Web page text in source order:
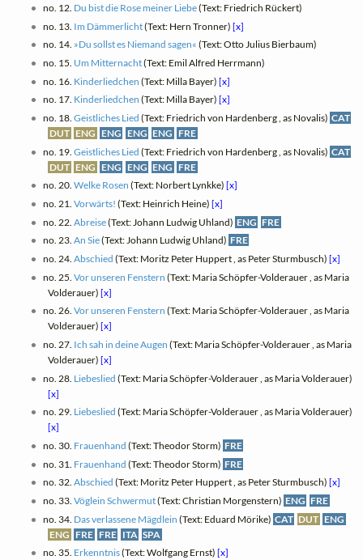
no. 12. Du bist die Rose meiner Liebe(Text: Friedrich Rückert)
no. 13. Im Dämmerlicht(Text: Hern Tronner) [x]
no. 14. »Du sollst es Niemand sagen« (Text: Otto Julius Bierbaum)
no. 15. Um Mitternacht(Text: Emil Alfred Herrmann)
no. 16. Kinderliedchen (Text: Milla Bayer) [x]
no. 17. Kinderliedchen (Text: Milla Bayer) [x]
no. 18. Geistliches Lied (Text: Friedrich von Hardenberg , as Novalis) CAT
DUT ENG ENG ENG ENG FRE
no. 19. Geistliches Lied (Text: Friedrich von Hardenberg , as Novalis) CAT
DUT ENG ENG ENG ENG FRE
no. 20. Welke Rosen (Text: Norbert Lynkke) [x]
no. 21. Vorwärts! (Text: Heinrich Heine) [x]
no. 22. Abreise(Text: Johann Ludwig Uhland) ENG FRE
no. 23. An Sie(Text: Johann Ludwig Uhland) FRE
no. 24. Abschied (Text: Moritz Peter Huppert , as Peter Sturmbusch) [x]
no. 25. Vor unseren Fenstern (Text: Maria Schöpfer-Volderauer , as Maria
Volderauer)[x]
no. 26. Vor unseren Fenstern (Text: Maria Schöpfer-Volderauer , as Maria
Volderauer)[x]
no. 27. Ich sah in deine Augen (Text: Maria Schöpfer-Volderauer , as Maria
Volderauer)[x]
no. 28. Liebeslied (Text: Maria Schöpfer-Volderauer , as Maria Volderauer)
[x]
no. 29. Liebeslied (Text: Maria Schöpfer-Volderauer , as Maria Volderauer)
[x]
no. 30. Frauenhand (Text: Theodor Storm) FRE
no. 31. Frauenhand (Text: Theodor Storm) FRE
no. 32. Abschied (Text: Moritz Peter Huppert , as Peter Sturmbusch) [x]
no. 33. Vöglein Schwermut(Text: Christian Morgenstern) ENG FRE
no. 34. Das verlassene Mägdlein (Text: Eduard Mörike) CAT DUT ENG
ENG FRE FRE ITA SPA
no. 35. Erkenntnis(Text: Wolfgang Ernst) [x]